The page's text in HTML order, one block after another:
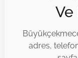
adres,